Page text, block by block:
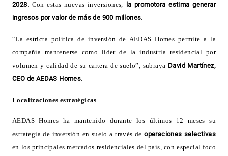
2028. Con estas nuevas inversiones,
la promotora estima generar
ingresos por valor de más de 900 millones.
“La estricta política de inversión de AEDAS Homes permite a la
compañía mantenerse como líder de la industria residencial por
volumen y calidad de su cartera de suelo”, subraya David Martínez,
CEO de AEDAS Homes.
Localizaciones estratégicas
AEDASHomes ha mantenido durante los últimos 12 meses su
estrategia de inversión en suelo a través deoperaciones selectivas
en los principales mercados residenciales del país, con especial foco